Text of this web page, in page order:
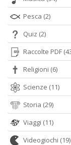
Pesca (2)
Quiz (2)
Raccolte PDF
Religioni (6)
Scienze (11)
Storia (29)
Viaggi (11)
Videogiochi (19)